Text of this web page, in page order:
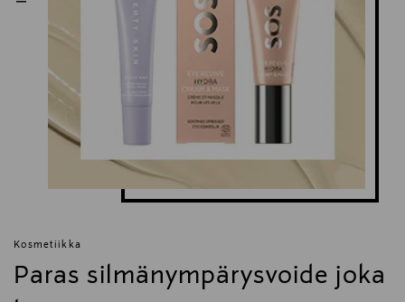
Kosmetiikka
Paras silmänympärysvoide joka